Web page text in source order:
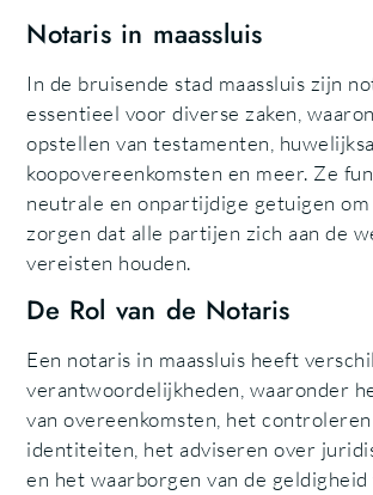
Notaris in maassluis
In de bruisende stad maassluis zijn
essentieel voor diverse zaken,
opstellen van testamenten,
koopovereenkomsten en meer. Ze
neutrale en onpartijdige getuigen
zorgen dat alle partijen zich aan de
vereisten houden.
De Rol van de Notaris
Een notaris in maassluis heeft
verantwoordelijkheden, waaronder
van overeenkomsten, het controleren
identiteiten, het adviseren over
en het waarborgen van de geldigheid